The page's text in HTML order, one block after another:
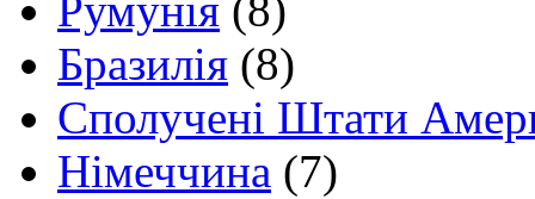
Румунія (8)
Бразилія (8)
Сполучені Штати
Німеччина (7)